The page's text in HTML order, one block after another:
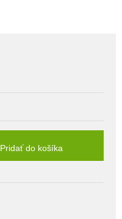
Pridať do košíka